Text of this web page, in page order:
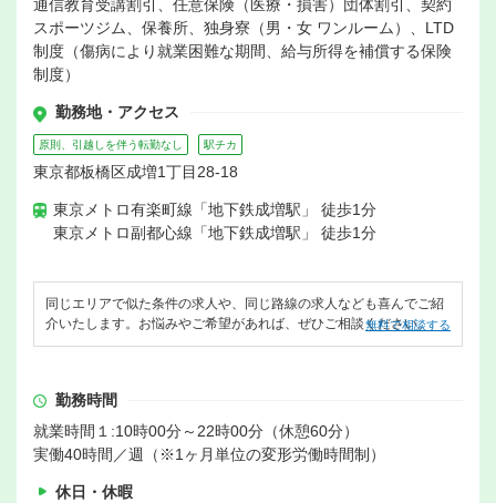
通信教育受講割引、任意保険（医療・損害）団体割引、契約
スポーツジム、保養所、独身寮（男・女 ワンルーム）、LTD
制度（傷病により就業困難な期間、給与所得を補償する保険
制度）
勤務地・アクセス
原則、引越しを伴う転勤なし 駅チカ
東京都板橋区成増1丁目28-18
東京メトロ有楽町線「地下鉄成増駅」 徒歩1分
東京メトロ副都心線「地下鉄成増駅」 徒歩1分
同じエリアで似た条件の求人や、同じ路線の求人なども喜んでご紹
介いたします。お悩みやご希望があれば、ぜひご相談ください。
無料で相談する
勤務時間
就業時間１:10時00分～22時00分（休憩60分）
実働40時間／週（※1ヶ月単位の変形労働時間制）
休日・休暇